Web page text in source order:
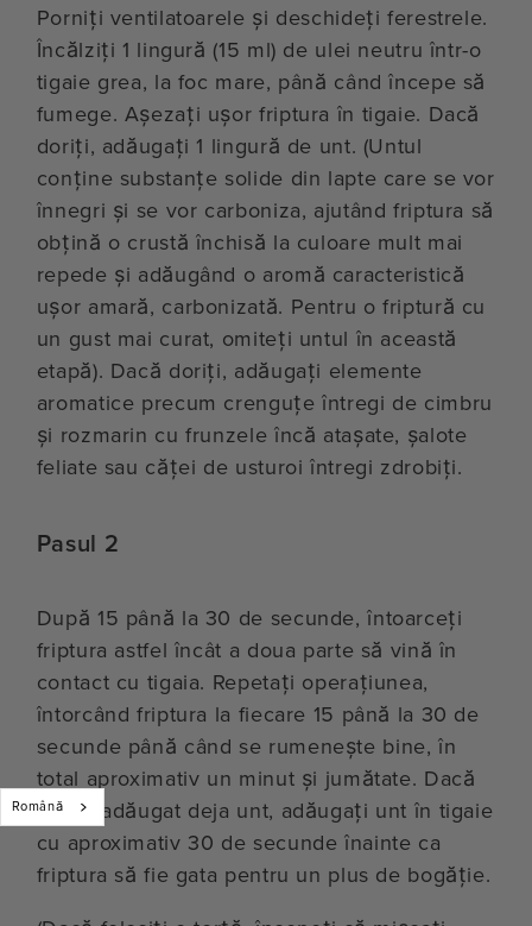
Porniți ventilatoarele și deschideți ferestrele.
Încălziți 1 lingură (15 ml) de ulei neutru într-o
tigaie grea, la foc mare, până când începe să
fumege. Așezați ușor friptura în tigaie. Dacă
doriți, adăugați 1 lingură de unt. (Untul
conține substanțe solide din lapte care se vor
înnegri și se vor carboniza, ajutând friptura să
obțină o crustă închisă la culoare mult mai
repede și adăugând o aromă caracteristică
ușor amară, carbonizată. Pentru o friptură cu
un gust mai curat, omiteți untul în această
etapă). Dacă doriți, adăugați elemente
aromatice precum crenguțe întregi de cimbru
și rozmarin cu frunzele încă atașate, șalote
feliate sau căței de usturoi întregi zdrobiți.
Pasul 2
După 15 până la 30 de secunde, întoarceți
friptura astfel încât a doua parte să vină în
contact cu tigaia. Repetați operațiunea,
întorcând friptura la fiecare 15 până la 30 de
secunde până când se rumenește bine, în
total aproximativ un minut și jumătate. Dacă
nu ați adăugat deja unt, adăugați unt în tigaie
cu aproximativ 30 de secunde înainte ca
friptura să fie gata pentru un plus de bogăție.
Română